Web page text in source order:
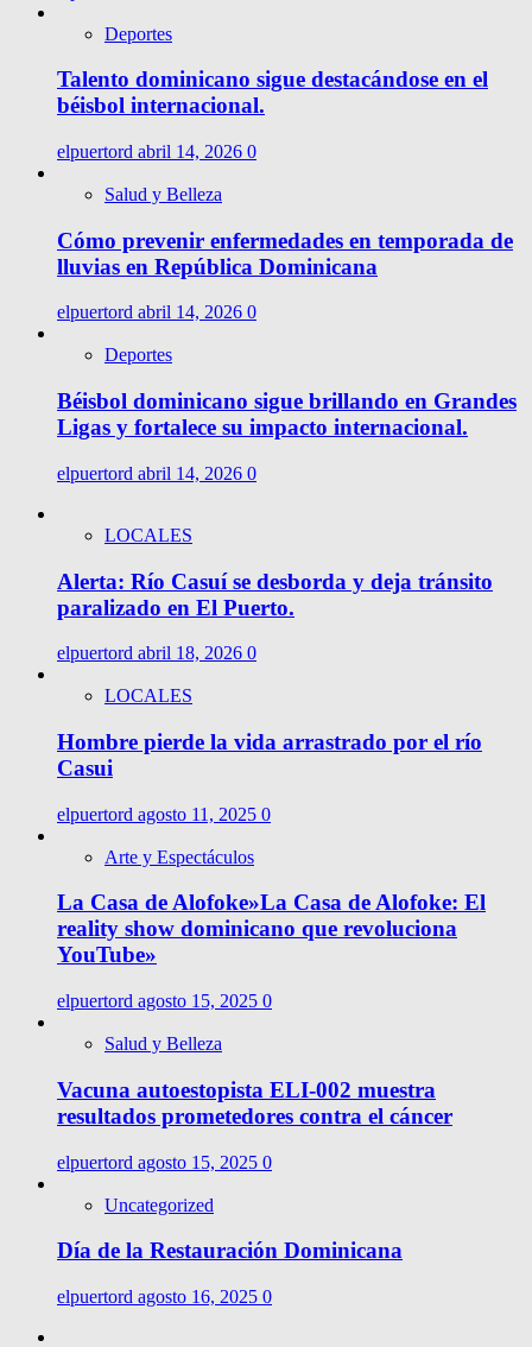
Deportes
Talento dominicano sigue destacándose en el
béisbol internacional.
elpuertord abril 14, 2026 0
Salud y Belleza
Cómo prevenir enfermedades en temporada de
lluvias en República Dominicana
elpuertord abril 14, 2026 0
Deportes
Béisbol dominicano sigue brillando en Grandes
Ligas y fortalece su impacto internacional.
elpuertord abril 14, 2026 0
LOCALES
Alerta: Río Casuí se desborda y deja tránsito
paralizado en El Puerto.
elpuertord abril 18, 2026 0
LOCALES
Hombre pierde la vida arrastrado por el río
Casui
elpuertord agosto 11, 2025 0
Arte y Espectáculos
La Casa de Alofoke»La Casa de Alofoke: El
reality show dominicano que revoluciona
YouTube»
elpuertord agosto 15, 2025 0
Salud y Belleza
Vacuna autoestopista ELI-002 muestra
resultados prometedores contra el cáncer
elpuertord agosto 15, 2025 0
Uncategorized
Día de la Restauración Dominicana
elpuertord agosto 16, 2025 0